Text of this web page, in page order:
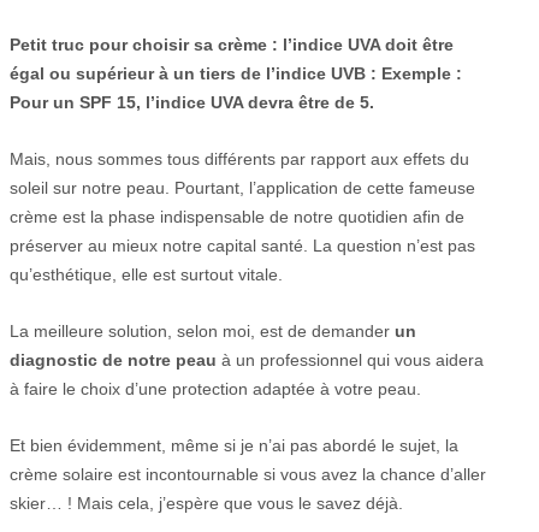
Petit truc pour choisir sa crème : l’indice UVA doit être
égal ou supérieur à un tiers de l’indice UVB : Exemple :
Pour un SPF 15, l’indice UVA devra être de 5.
Mais, nous sommes tous différents par rapport aux effets du
soleil sur notre peau. Pourtant, l’application de cette fameuse
crème est la phase indispensable de notre quotidien afin de
préserver au mieux notre capital santé. La question n’est pas
qu’esthétique, elle est surtout vitale.
La meilleure solution, selon moi, est de demander un
diagnostic de notre peau à un professionnel qui vous aidera
à faire le choix d’une protection adaptée à votre peau.
Et bien évidemment, même si je n’ai pas abordé le sujet, la
crème solaire est incontournable si vous avez la chance d’aller
skier… ! Mais cela, j’espère que vous le savez déjà.